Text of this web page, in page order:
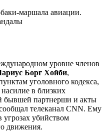
уровне членов
Борг Хойби,
уголовного кодекса,
в близких
бывшей партнерши и акты
телеканал CNN. Ему
убийством
движения.